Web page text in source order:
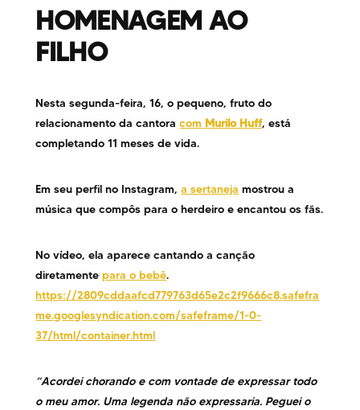
HOMENAGEM AO
FILHO
Nesta segunda-feira, 16, o pequeno, fruto do
relacionamento da cantoracom Murilo Huff, está
completando 11 meses de vida.
Em seu perfil no Instagram,a sertaneja mostrou a
música que compôs para o herdeiro e encantou os fãs.
No vídeo, ela aparece cantando a canção
diretamentepara o bebê.
https://2809cddaafcd779763d65e2c2f9666c8.safefra
me.googlesyndication.com/safeframe/1-0-
37/html/container.html
“Acordei chorando e com vontade de expressar todo
o meu amor. Uma legenda não expressaria. Peguei o